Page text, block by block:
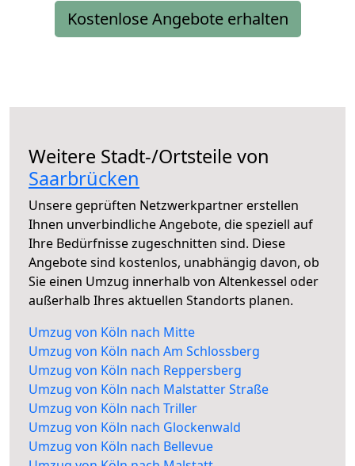
Kostenlose Angebote erhalten
Weitere Stadt-/Ortsteile von
Saarbrücken
Unsere geprüften Netzwerkpartner erstellen
Ihnen unverbindliche Angebote, die speziell auf
Ihre Bedürfnisse zugeschnitten sind. Diese
Angebote sind kostenlos, unabhängig davon, ob
Sie einen Umzug innerhalb von Altenkessel oder
außerhalb Ihres aktuellen Standorts planen.
Umzug von Köln nach Mitte
Umzug von Köln nach Am Schlossberg
Umzug von Köln nach Reppersberg
Umzug von Köln nach Malstatter Straße
Umzug von Köln nach Triller
Umzug von Köln nach Glockenwald
Umzug von Köln nach Bellevue